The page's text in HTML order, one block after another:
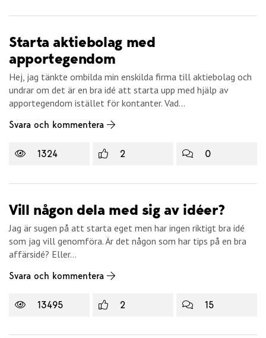
1324 2 0
Starta aktiebolag med
apportegendom
Hej, jag tänkte ombilda min enskilda firma till aktiebolag och
undrar om det är en bra idé att starta upp med hjälp av
apportegendom istället för kontanter. Vad...
Svara och kommentera
13495 2 15
Vill någon dela med sig av idéer?
Jag är sugen på att starta eget men har ingen riktigt bra idé
som jag vill genomföra. Är det någon som har tips på en bra
affärsidé? Eller...
Svara och kommentera